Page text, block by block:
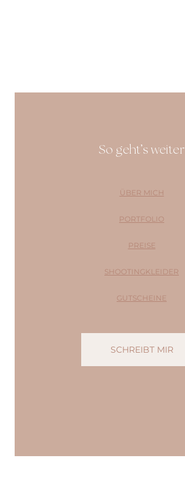
So geht’s weiter
ÜBER MICH
PORTFOLIO
PREISE
SHOOTINGKLEIDER
GUTSCHEINE
SCHREIBT MIR